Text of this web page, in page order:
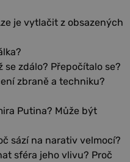
je vytlačit z obsazených
se zdálo? Přepočítalo se?
zbraně a techniku?
Putina? Může být
sází na narativ velmocí?
sféra jeho vlivu? Proč